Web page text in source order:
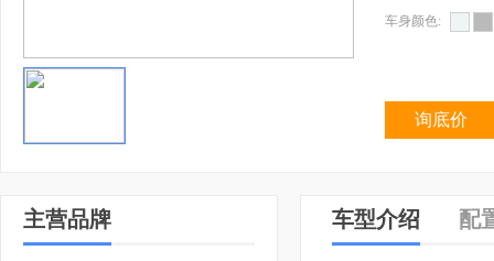
车身颜色:
询底价
主营品牌 车型介绍 配